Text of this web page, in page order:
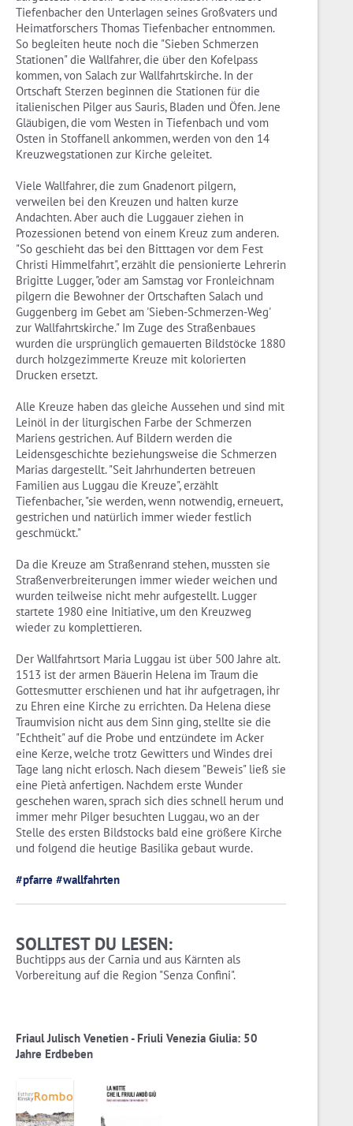
Tiefenbacher den Unterlagen seines Großvaters und
Heimatforschers Thomas Tiefenbacher entnommen.
So begleiten heute noch die "Sieben Schmerzen
Stationen" die Wallfahrer, die über den Kofelpass
kommen, von Salach zur Wallfahrtskirche. In der
Ortschaft Sterzen beginnen die Stationen für die
italienischen Pilger aus Sauris, Bladen und Öfen. Jene
Gläubigen, die vom Westen in Tiefenbach und vom
Osten in Stoffanell ankommen, werden von den 14
Kreuzwegstationen zur Kirche geleitet.
Viele Wallfahrer, die zum Gnadenort pilgern,
verweilen bei den Kreuzen und halten kurze
Andachten. Aber auch die Luggauer ziehen in
Prozessionen betend von einem Kreuz zum anderen.
"So geschieht das bei den Bitttagen vor dem Fest
Christi Himmelfahrt", erzählt die pensionierte Lehrerin
Brigitte Lugger, "oder am Samstag vor Fronleichnam
pilgern die Bewohner der Ortschaften Salach und
Guggenberg im Gebet am 'Sieben-Schmerzen-Weg'
zur Wallfahrtskirche." Im Zuge des Straßenbaues
wurden die ursprünglich gemauerten Bildstöcke 1880
durch holzgezimmerte Kreuze mit kolorierten
Drucken ersetzt.
Alle Kreuze haben das gleiche Aussehen und sind mit
Leinöl in der liturgischen Farbe der Schmerzen
Mariens gestrichen. Auf Bildern werden die
Leidensgeschichte beziehungsweise die Schmerzen
Marias dargestellt. "Seit Jahrhunderten betreuen
Familien aus Luggau die Kreuze", erzählt
Tiefenbacher, "sie werden, wenn notwendig, erneuert,
gestrichen und natürlich immer wieder festlich
geschmückt."
Da die Kreuze am Straßenrand stehen, mussten sie
Straßenverbreiterungen immer wieder weichen und
wurden teilweise nicht mehr aufgestellt. Lugger
startete 1980 eine Initiative, um den Kreuzweg
wieder zu komplettieren.
Der Wallfahrtsort Maria Luggau ist über 500 Jahre alt.
1513 ist der armen Bäuerin Helena im Traum die
Gottesmutter erschienen und hat ihr aufgetragen, ihr
zu Ehren eine Kirche zu errichten. Da Helena diese
Traumvision nicht aus dem Sinn ging, stellte sie die
"Echtheit" auf die Probe und entzündete im Acker
eine Kerze, welche trotz Gewitters und Windes drei
Tage lang nicht erlosch. Nach diesem "Beweis" ließ sie
eine Pietà anfertigen. Nachdem erste Wunder
geschehen waren, sprach sich dies schnell herum und
immer mehr Pilger besuchten Luggau, wo an der
Stelle des ersten Bildstocks bald eine größere Kirche
und folgend die heutige Basilika gebaut wurde.
#pfarre #wallfahrten
SOLLTEST DU LESEN:
Buchtipps aus der Carnia und aus Kärnten als
Vorbereitung auf die Region "Senza Confini".
Friaul Julisch Venetien - Friuli Venezia Giulia: 50
Jahre Erdbeben